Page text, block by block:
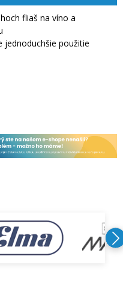
fliaš na víno a
jednoduchšie použitie